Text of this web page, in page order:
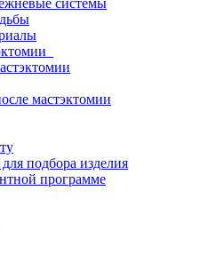
системы
мастэктомии
подбора изделия
программе